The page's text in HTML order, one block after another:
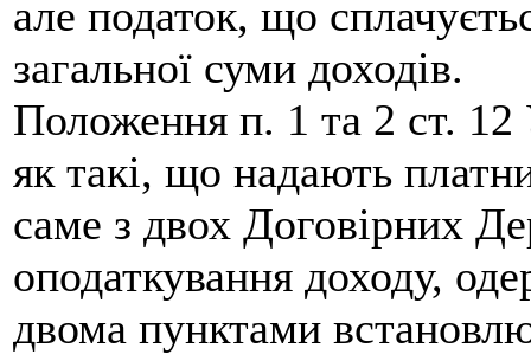
але податок, що
загальної суми доходів.
Положення п. 1 та 2 ст. 12
як такі, що надають
саме з двох Договірних
оподаткування доходу,
двома пунктами